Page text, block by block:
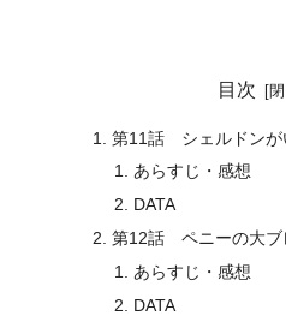
目次
第11話 シェルドンが
あらすじ・感想
DATA
第12話 ペニーの大ブ
あらすじ・感想
DATA